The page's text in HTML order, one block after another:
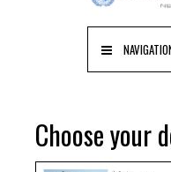
Choose your